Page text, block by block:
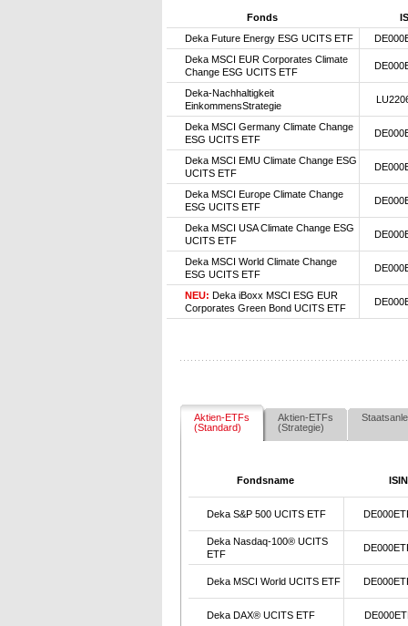
Fonds
Deka Future Energy ESG UCITS ETF
Deka MSCI EUR Corporates Climate
Change ESG UCITS ETF
Deka-Nachhaltigkeit
EinkommensStrategie
Deka MSCI Germany Climate Change
ESG UCITS ETF
Deka MSCI EMU Climate Change ESG
UCITS ETF
Deka MSCI Europe Climate Change
ESG UCITS ETF
Deka MSCI USA Climate Change ESG
UCITS ETF
Deka MSCI World Climate Change
ESG UCITS ETF
NEU: Deka iBoxx MSCI ESG EUR
Corporates Green Bond UCITS ETF
Aktien-ETFs
(Standard)
Aktien-ETFs
(Strategie)
Fondsname ISIN
Deka S&P 500 UCITS ETF
Deka Nasdaq-100® UCITS
ETF
Deka MSCI World UCITS ETF
Deka DAX® UCITS ETF